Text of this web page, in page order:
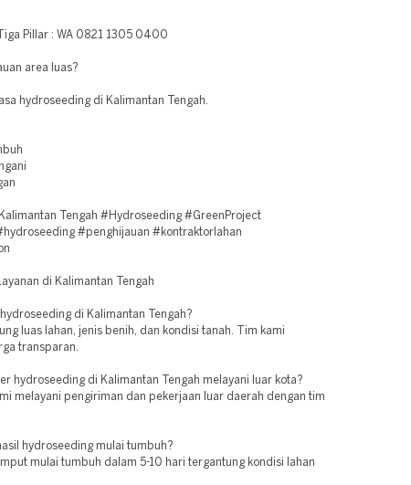
Pillar : WA 0821 1305 0400
area luas?
hydroseeding di Kalimantan Tengah.
Tengah #Hydroseeding #GreenProject
#penghijauan #kontraktorlahan
di Kalimantan Tengah
hydroseeding di Kalimantan Tengah?
luas lahan, jenis benih, dan kondisi tanah. Tim kami
transparan.
hydroseeding di Kalimantan Tengah melayani luar kota?
melayani pengiriman dan pekerjaan luar daerah dengan tim
hydroseeding mulai tumbuh?
mulai tumbuh dalam 5-10 hari tergantung kondisi lahan